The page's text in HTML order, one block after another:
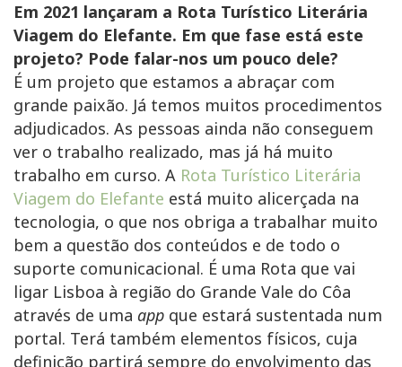
Em 2021 lançaram a Rota Turístico Literária
Viagem do Elefante. Em que fase está este
projeto? Pode falar-nos um pouco dele?
É um projeto que estamos a abraçar com
grande paixão. Já temos muitos procedimentos
adjudicados. As pessoas ainda não conseguem
ver o trabalho realizado, mas já há muito
trabalho em curso. A Rota Turístico Literária
Viagem do Elefante está muito alicerçada na
tecnologia, o que nos obriga a trabalhar muito
bem a questão dos conteúdos e de todo o
suporte comunicacional. É uma Rota que vai
ligar Lisboa à região do Grande Vale do Côa
através de uma app que estará sustentada num
portal. Terá também elementos físicos, cuja
definição partirá sempre do envolvimento das